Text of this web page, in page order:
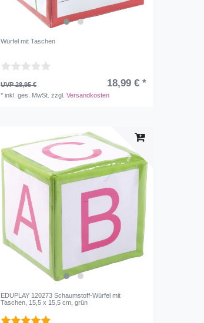
Würfel mit Taschen
UVP 28,95 € 18,99 € *
*inkl. ges. MwSt. zzgl.Versandkosten
EDUPLAY 120273 Schaumstoff-Würfel mit
Taschen, 15,5 x 15,5 cm, grün